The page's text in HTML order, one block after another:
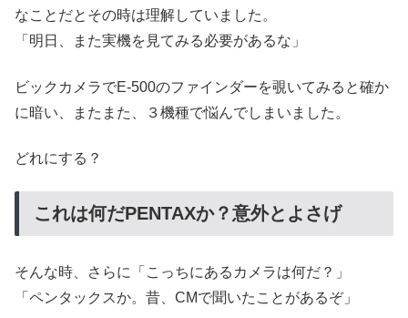
なことだとその時は理解していました。
「明日、また実機を見てみる必要があるな」
ビックカメラでE-500のファインダーを覗いてみると確か
に暗い、またまた、３機種で悩んでしまいました。
どれにする？
これは何だPENTAXか？意外とよさげ
そんな時、さらに「こっちにあるカメラは何だ？」
「ペンタックスか。昔、CMで聞いたことがあるぞ」